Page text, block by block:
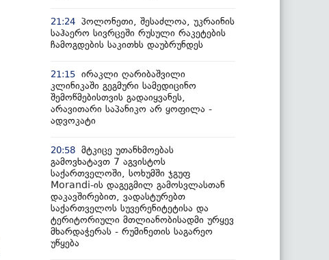
21:24 პოლონეთი, შესაძლოა, უკრაინის
საჰაერო სივრცეში რუსული რაკეტების
ჩამოგდების საკითხს დაუბრუნდეს
21:15 ირაკლი ღარიბაშვილი
კლინიკაში გეგმური სამედიცინო
შემოწმებისთვის გადაიყვანეს,
არავითარი საპანიკო არ ყოფილა -
ადვოკატი
20:58 მტკიცე უთანხმოებას
გამოვხატავთ 7 აგვისტოს
საქართველოში, სოხუმში ჯგუფ
Morandi-ის დაგეგმილ გამოსვლასთან
დაკავშირებით, ვადასტურებთ
საქართველოს სუვერენიტეტისა და
ტერიტორიული მთლიანობისადმი ურყევ
მხარდაჭერას - რუმინეთის საგარეო
უწყება